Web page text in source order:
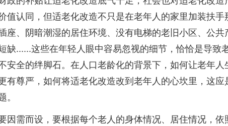
值认同，但适老化改造不只是在老年人的家里加装扶手
座、阴暗潮湿的居住环境、没有电梯的老旧小区、公共
缺......这些在年轻人眼中容易忽视的细节，恰恰是导致
安全的绊脚石。在人口老龄化的背景下，如何让老年人
有尊严，如何将适老化改造改到老年人的心坎里，这应
因需而设，要根据每个老人的身体情况、居住情况，依